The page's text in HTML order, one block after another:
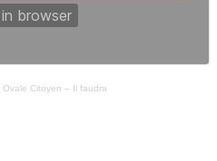
Ovale Citoyen – Il faudra